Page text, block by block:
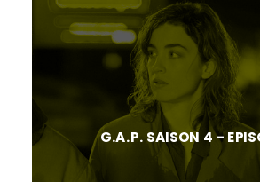
G.A.P. SAISON 4 –